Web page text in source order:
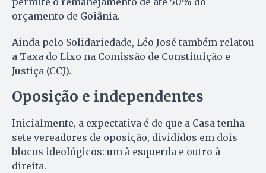
orçamento de Goiânia.
Ainda pelo Solidariedade, Léo José também relatou
a Taxa do Lixo na Comissão de Constituição e
Justiça (CCJ).
Oposição e independentes
Inicialmente, a expectativa é de que a Casa tenha
sete vereadores de oposição, divididos em dois
blocos ideológicos: um à esquerda e outro à
direita.